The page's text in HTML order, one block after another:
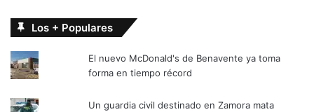
Los + Populares
El nuevo McDonald's de Benavente ya toma
forma en tiempo récord
Un guardia civil destinado en Zamora mata